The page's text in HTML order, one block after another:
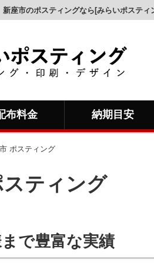
新座市のポスティングなら[みらいポスティ
布料金 納期目安
ポスティング
ティング
で豊富な実績